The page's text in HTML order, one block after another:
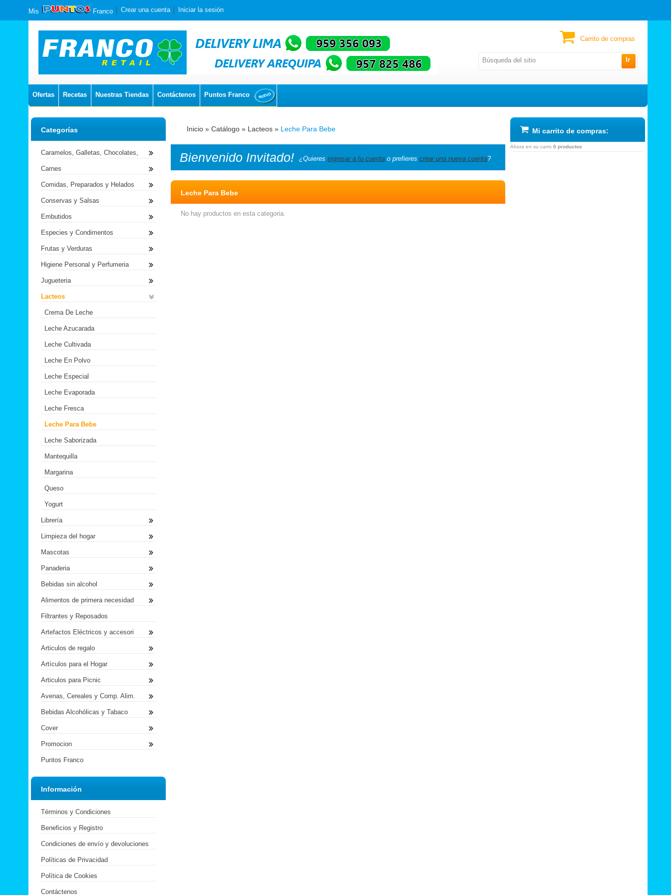
Ir
Mis Franco Crear una cuenta Iniciar la sesión
Ofertas Recetas Nuestras Tiendas Contáctenos Puntos Franco
Carrito de compras
Inicio » Catálogo » Lacteos » Leche Para Bebe
Bienvenido Invitado! ¿Quieres ingresar a tu cuenta o prefieres crear una nueva cuenta?
Leche Para Bebe
No hay productos en esta categoria.
Categorías
Caramelos, Galletas, Chocolates,
Carnes
Comidas, Preparados y Helados
Conservas y Salsas
Embutidos
Especies y Condimentos
Frutas y Verduras
Higiene Personal y Perfumeria
Jugueteria
Lacteos
Crema De Leche
Leche Azucarada
Leche Cultivada
Leche En Polvo
Leche Especial
Leche Evaporada
Leche Fresca
Leche Para Bebe
Leche Saborizada
Mantequilla
Margarina
Queso
Yogurt
Librería
Limpieza del hogar
Mascotas
Panaderia
Bebidas sin alcohol
Alimentos de primera necesidad
Filtrantes y Reposados
Artefactos Eléctricos y accesori
Articulos de regalo
Artículos para el Hogar
Articulos para Picnic
Avenas, Cereales y Comp. Alim.
Bebidas Alcohólicas y Tabaco
Cover
Promocion
Puntos Franco
Información
Términos y Condiciones
Beneficios y Registro
Condiciones de envío y devoluciones
Políticas de Privacidad
Política de Cookies
Contáctenos
Mi carrito de compras:
Ahora en su carro 0 productos